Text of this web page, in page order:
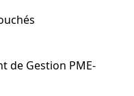
de Gestion PME-